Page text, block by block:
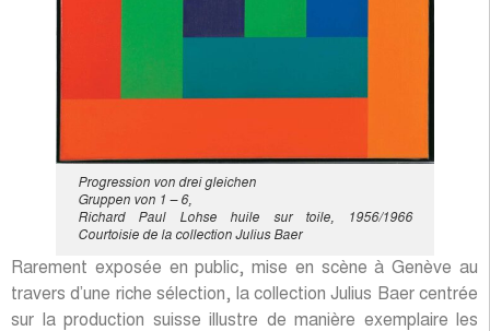
Progression von drei gleichen
Gruppen von 1 – 6,
Richard Paul Lohse huile sur toile, 1956/1966
Courtoisie de la collection Julius Baer
Rarement exposée en public, mise en scène à Genève au
travers d’une riche sélection, la collection Julius Baer centrée
sur la production suisse illustre de manière exemplaire les